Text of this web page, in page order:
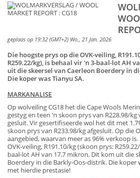
VEILINGS & TENDERS
LOOPBANE
LEDE
KONTAK ONS
geplaas op 19:32 (GMT+2) Wo., 21 Jan. 2026
Die hoogste prys op die OVK-veiling,
R259.22/kg), is behaal vir 'n 3-baal-lot AH
uit die skeersel van Caerleon Boerdery in
Die koper was Tianyu SA.
MARKANALISE
Op wolveiling CG18 het die Cape Wools
gestyg en teen 'n skoon prys van R228.98/
gesluit. Vir gesertifiseerde wol het dit met
skoon prys van R233.98/kg afgesluit. Op die
aangebied, waarvan meer as 96% verkoop
OVK-veiling, R191.10/kg (skoon prys:
baal-lot AH van 17.7 mikron. Dit kom uit die
Boerdery in die Barkly-Oos-distrik. Die koper
met hierdie prestasie!